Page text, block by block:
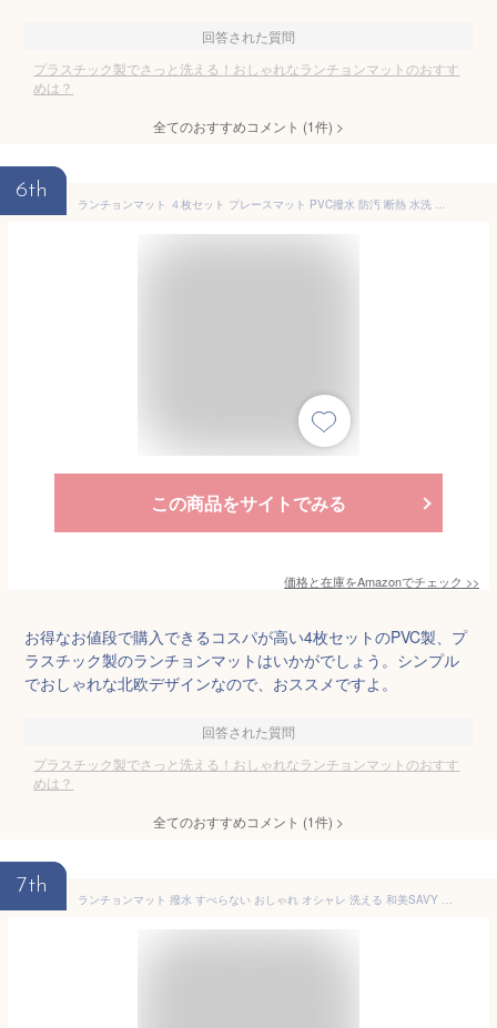
回答された質問
プラスチック製でさっと洗える！おしゃれなランチョンマットのおすす
めは？
全てのおすすめコメント (1件) >
6th
ランチョンマット ４枚セット プレースマット PVC撥水 防汚 断熱 水洗 おしゃれ北欧 簡単 テーブルマット 45 x 30cm (4色それぞれに1つ)
この商品をサイトでみる
価格と在庫をAmazonでチェック >>
お得なお値段で購入できるコスパが高い4枚セットのPVC製、プ
ラスチック製のランチョンマットはいかがでしょう。シンプル
でおしゃれな北欧デザインなので、おススメですよ。
回答された質問
プラスチック製でさっと洗える！おしゃれなランチョンマットのおすす
めは？
全てのおすすめコメント (1件) >
7th
ランチョンマット 撥水 すべらない おしゃれ オシャレ 洗える 和美SAVY サラダ (5枚組) 日本製 シンプル 撥水 ビニール プラスチック 拭くだけ テーブル